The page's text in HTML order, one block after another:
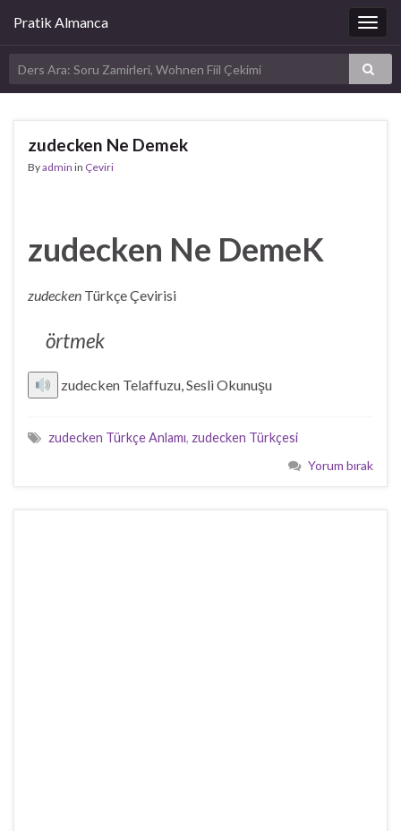
Pratik Almanca
zudecken Ne Demek
Byadmin in Çeviri
zudecken Ne DemeK
zudecken Türkçe Çevirisi
örtmek
zudecken Telaffuzu, Sesli Okunuşu
zudecken Türkçe Anlamı, zudecken Türkçesi
Yorum bırak